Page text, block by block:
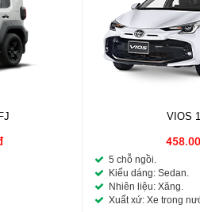
VIOS
5 chỗ ngồi.
Kiểu dáng: Sedan.
Nhiên liệu: Xăng.
Xuất xứ: Xe trong